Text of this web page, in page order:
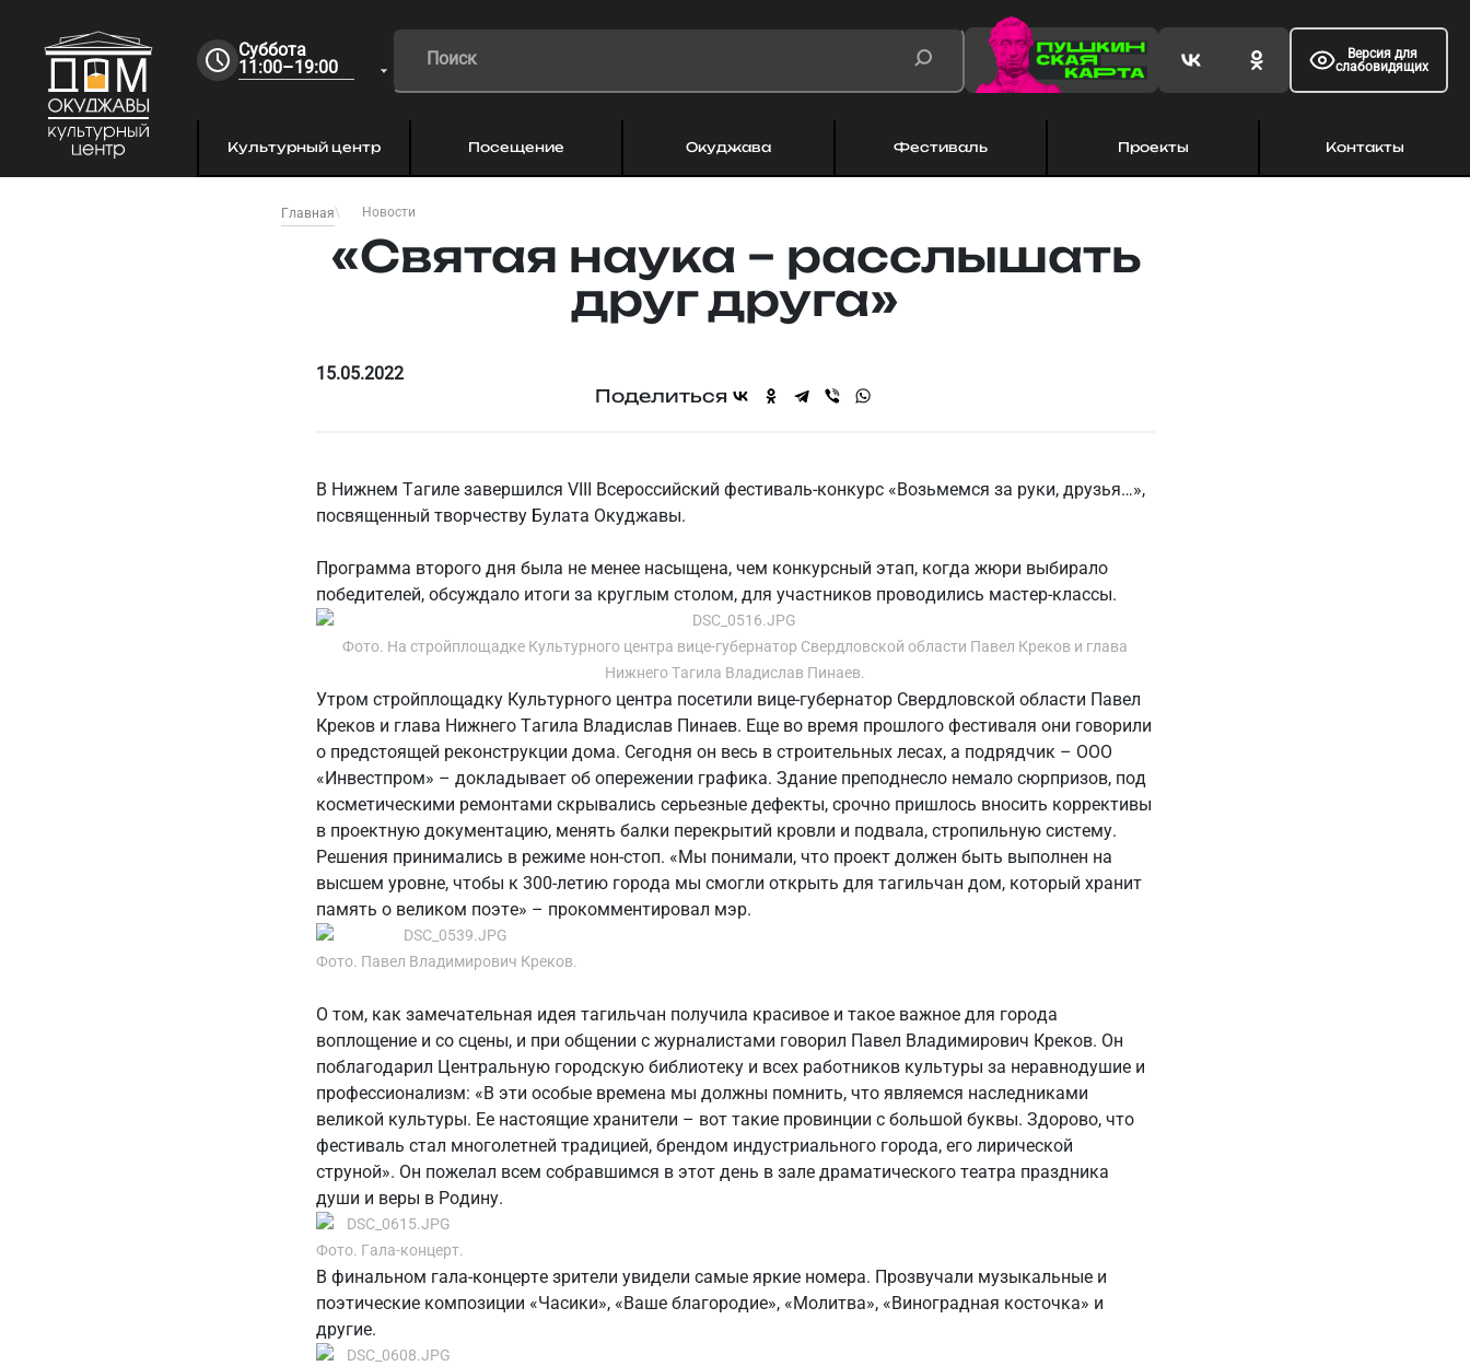
Суббота
11:00–19:00
Версия для
слабовидящих
Культурный центр Посещение Окуджава Фестиваль Проекты Контакты
Главная Новости
«Святая наука – расслышать
друг друга»
15.05.2022
Поделиться
В Нижнем Тагиле завершился VIII Всероссийский фестиваль-конкурс «Возьмемся за руки, друзья…»,
посвященный творчеству Булата Окуджавы.
Программа второго дня была не менее насыщена, чем конкурсный этап, когда жюри выбирало
победителей, обсуждало итоги за круглым столом, для участников проводились мастер-классы.
Фото. На стройплощадке Культурного центра вице-губернатор Свердловской области Павел Креков и глава
Нижнего Тагила Владислав Пинаев.
Утром стройплощадку Культурного центра посетили вице-губернатор Свердловской области Павел
Креков и глава Нижнего Тагила Владислав Пинаев. Еще во время прошлого фестиваля они говорили
о предстоящей реконструкции дома. Сегодня он весь в строительных лесах, а подрядчик – ООО
«Инвестпром» – докладывает об опережении графика. Здание преподнесло немало сюрпризов, под
косметическими ремонтами скрывались серьезные дефекты, срочно пришлось вносить коррективы
в проектную документацию, менять балки перекрытий кровли и подвала, стропильную систему.
Решения принимались в режиме нон-стоп. «Мы понимали, что проект должен быть выполнен на
высшем уровне, чтобы к 300-летию города мы смогли открыть для тагильчан дом, который хранит
память о великом поэте» – прокомментировал мэр.
Фото. Павел Владимирович Креков.
О том, как замечательная идея тагильчан получила красивое и такое важное для города
воплощение и со сцены, и при общении с журналистами говорил Павел Владимирович Креков. Он
поблагодарил Центральную городскую библиотеку и всех работников культуры за неравнодушие и
профессионализм: «В эти особые времена мы должны помнить, что являемся наследниками
великой культуры. Ее настоящие хранители – вот такие провинции с большой буквы. Здорово, что
фестиваль стал многолетней традицией, брендом индустриального города, его лирической
струной». Он пожелал всем собравшимся в этот день в зале драматического театра праздника
души и веры в Родину.
Фото. Гала-концерт.
В финальном гала-концерте зрители увидели самые яркие номера. Прозвучали музыкальные и
поэтические композиции «Часики», «Ваше благородие», «Молитва», «Виноградная косточка» и
другие.